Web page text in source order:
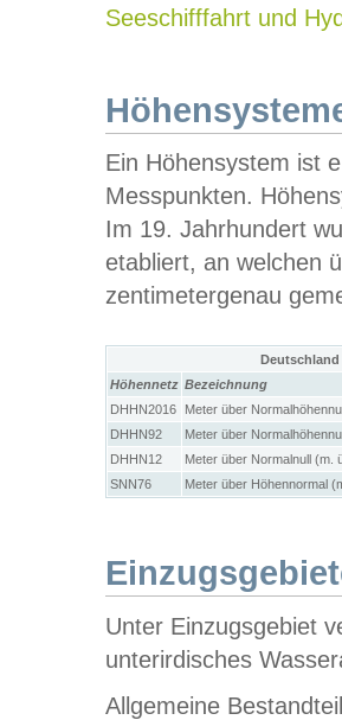
Seeschifffahrt und
Ein Höhensystem ist
Messpunkten.
Im 19. Jahrhundert
etabliert, an welchen
zentimetergenau
Höhennetz Bezeichnung
DHHN2016
Meter über
DHHN92
Meter über
DHHN12
Meter über Normalnull (m.
SNN76
Meter über Höhennormal
Unter Einzugsgebiet
unterirdisches
Allgemeine